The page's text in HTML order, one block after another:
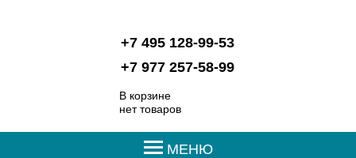
+7 495 128-99-53
+7 977 257-58-99
В корзине
нет товаров
МЕНЮ